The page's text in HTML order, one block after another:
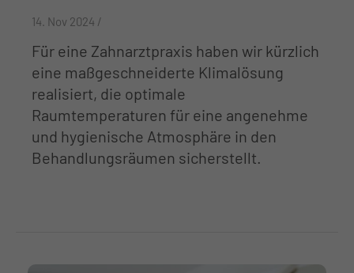
14. Nov 2024 /
Für eine Zahnarztpraxis haben wir kürzlich
eine maßgeschneiderte Klimalösung
realisiert, die optimale
Raumtemperaturen für eine angenehme
und hygienische Atmosphäre in den
Behandlungsräumen sicherstellt.